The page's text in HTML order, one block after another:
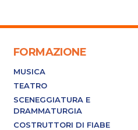
FORMAZIONE
MUSICA
TEATRO
SCENEGGIATURA E
DRAMMATURGIA
COSTRUTTORI DI FIABE